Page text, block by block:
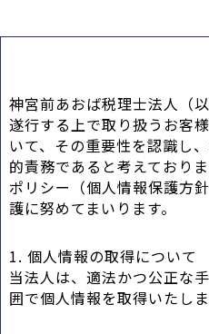
神宮前あおば税理士法人（
遂行する上で取り扱うお客
いて、その重要性を認識し
的責務であると考えており
ポリシー（個人情報保護方
護に努めてまいります。
1. 個人情報の取得について
当法人は、適法かつ公正な
囲で個人情報を取得いたしま